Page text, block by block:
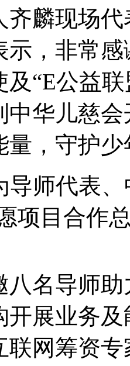
齐麟现场
示，非常
及“E公益
中华儿慈
量，守护
导师代表
项目合作
八名导师
开展业务
联网筹资